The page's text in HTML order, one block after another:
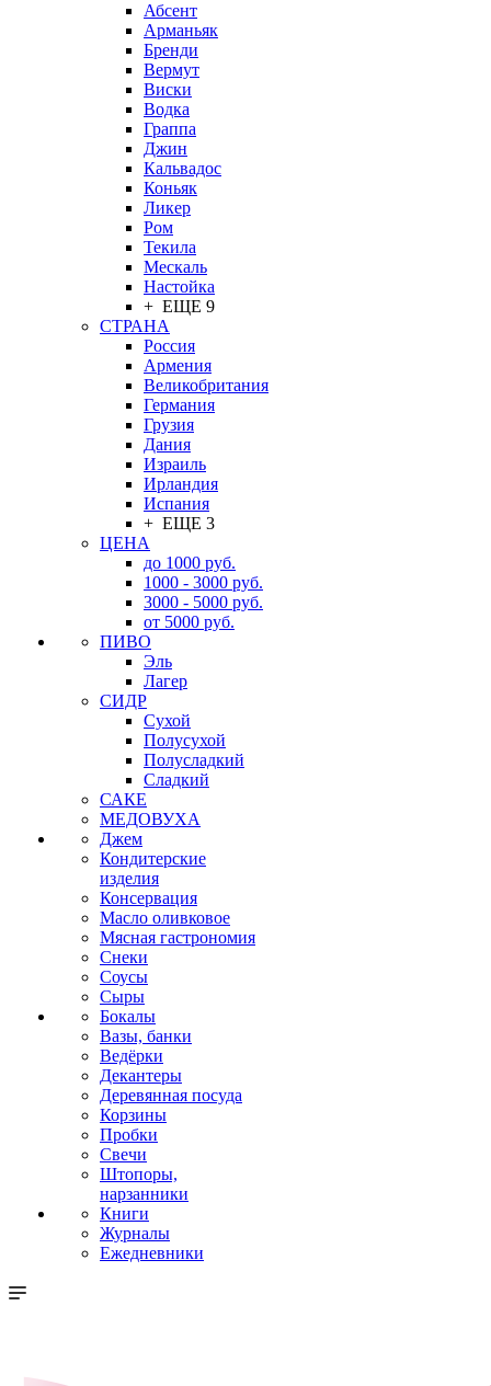
Абсент
Арманьяк
Бренди
Вермут
Виски
Водка
Граппа
Джин
Кальвадос
Коньяк
Ликер
Ром
Текила
Мескаль
Настойка
+ ЕЩЕ 9
СТРАНА
Россия
Армения
Великобритания
Германия
Грузия
Дания
Израиль
Ирландия
Испания
+ ЕЩЕ 3
ЦЕНА
до 1000 руб.
1000 - 3000 руб.
3000 - 5000 руб.
от 5000 руб.
ПИВО
Эль
Лагер
СИДР
Сухой
Полусухой
Полусладкий
Сладкий
САКЕ
МЕДОВУХА
Джем
Кондитерские
изделия
Консервация
Масло оливковое
Мясная гастрономия
Снеки
Соусы
Сыры
Бокалы
Вазы, банки
Ведёрки
Декантеры
Деревянная посуда
Корзины
Пробки
Свечи
Штопоры,
нарзанники
Книги
Журналы
Ежедневники